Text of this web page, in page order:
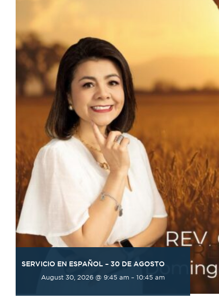
SERVICIO EN ESPAÑOL – 30 DE AGOSTO
August 30, 2026 @ 9:45 am – 10:45 am